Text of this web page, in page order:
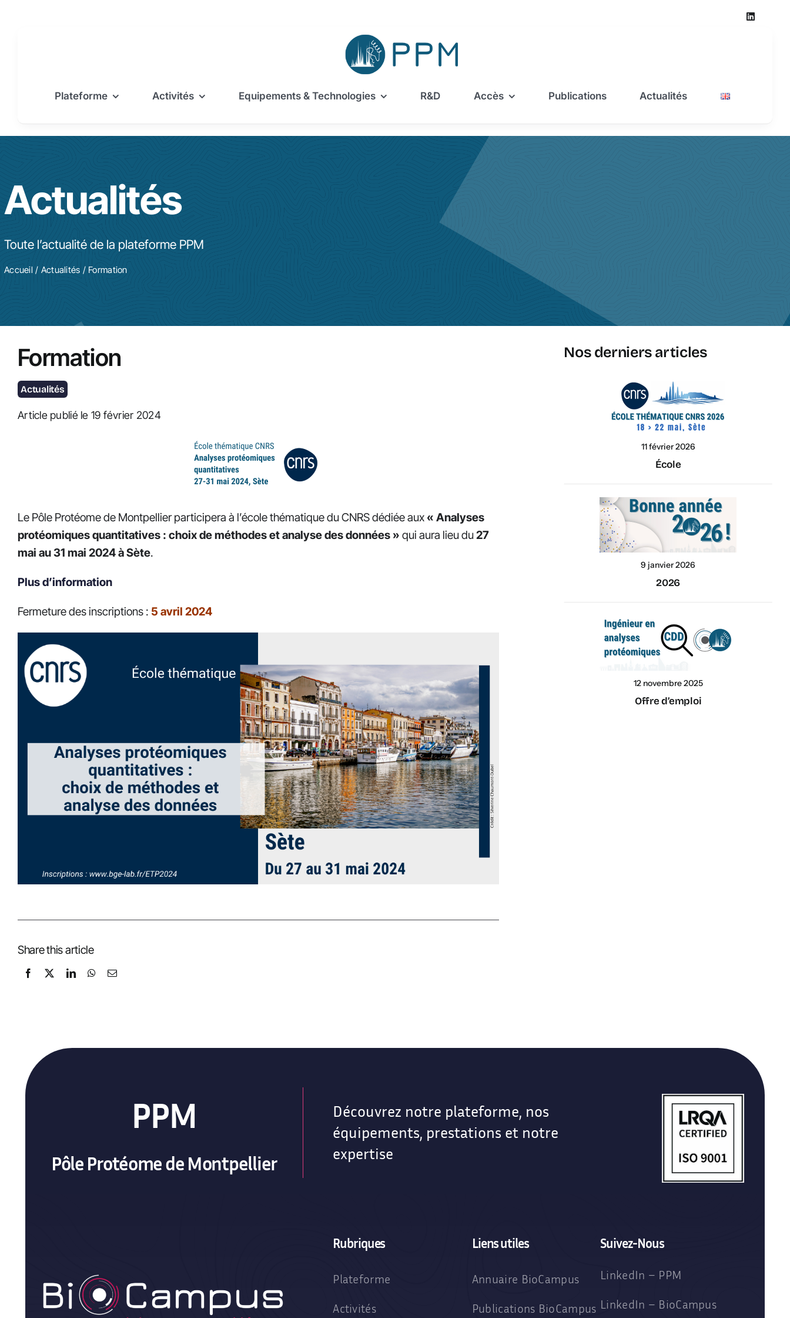
Plateforme Activités Equipements & Technologies R&D Accès Publications Actualités
Actualités
Toute l’actualité de la plateforme PPM
Accueil / Actualités / Formation
Formation
Actualités
Article publié le 19 février 2024
Le Pôle Protéome de Montpellier participera à l’école thématique du CNRS dédiée aux« Analyses
protéomiques quantitatives : choix de méthodes et analyse des données » qui aura lieu du27
mai au 31 mai 2024 à Sète.
Plus d’information
Fermeture des inscriptions : 5 avril 2024
Share this article
Nos derniers articles
11 février 2026
École
9 janvier 2026
2026
12 novembre 2025
Offre d’emploi
PPM
Pôle Protéome de Montpellier
Découvrez notre plateforme, nos
équipements, prestations et notre
expertise
Rubriques
Plateforme
Activités
Liens utiles
Annuaire BioCampus
Publications BioCampus
Suivez-Nous
LinkedIn – PPM
LinkedIn – BioCampus